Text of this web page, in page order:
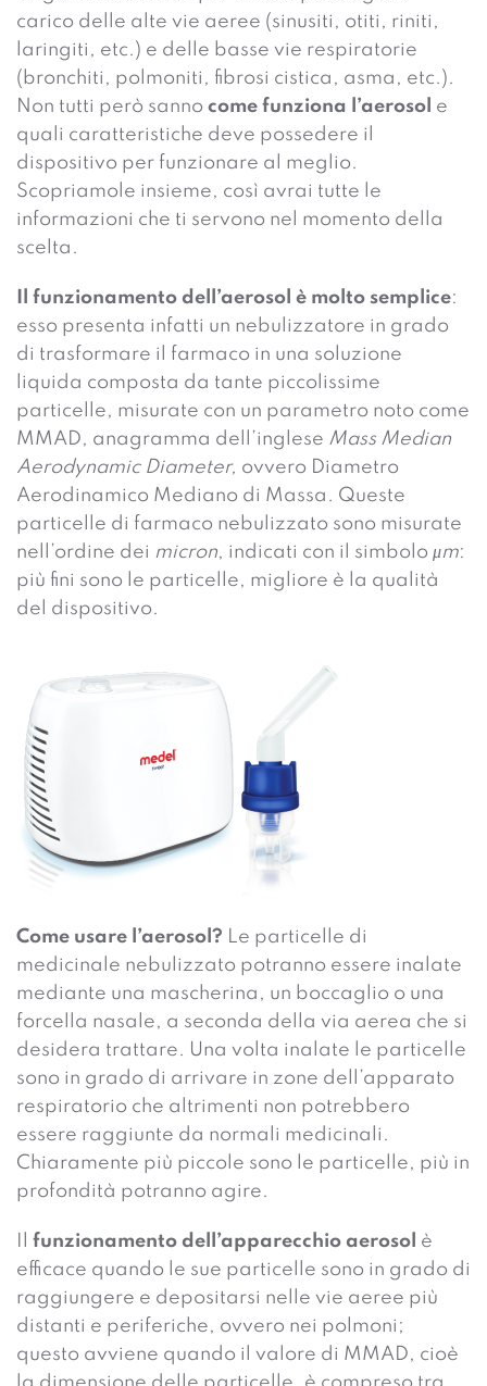
carico delle alte vie aeree (sinusiti, otiti, riniti,
laringiti, etc.) e delle basse vie respiratorie
(bronchiti, polmoniti, fibrosi cistica, asma, etc.).
Non tutti però sanno come funziona l’aerosol e
quali caratteristiche deve possedere il
dispositivo per funzionare al meglio.
Scopriamole insieme, così avrai tutte le
informazioni che ti servono nel momento della
scelta.
Il funzionamento dell’aerosol è molto semplice:
esso presenta infatti un nebulizzatore in grado
di trasformare il farmaco in una soluzione
liquida composta da tante piccolissime
particelle, misurate con un parametro noto come
MMAD, anagramma dell’inglese Mass Median
Aerodynamic Diameter, ovvero Diametro
Aerodinamico Mediano di Massa. Queste
particelle di farmaco nebulizzato sono misurate
nell’ordine dei micron, indicati con il simbolo μm:
più fini sono le particelle, migliore è la qualità
del dispositivo.
Come usare l’aerosol? Le particelle di
medicinale nebulizzato potranno essere inalate
mediante una mascherina, un boccaglio o una
forcella nasale, a seconda della via aerea che si
desidera trattare. Una volta inalate le particelle
sono in grado di arrivare in zone dell’apparato
respiratorio che altrimenti non potrebbero
essere raggiunte da normali medicinali.
Chiaramente più piccole sono le particelle, più in
profondità potranno agire.
funzionamento dell’apparecchio aerosol è
efficace quando le sue particelle sono in grado di
raggiungere e depositarsi nelle vie aeree più
distanti e periferiche, ovvero nei polmoni;
questo avviene quando il valore di MMAD, cioè